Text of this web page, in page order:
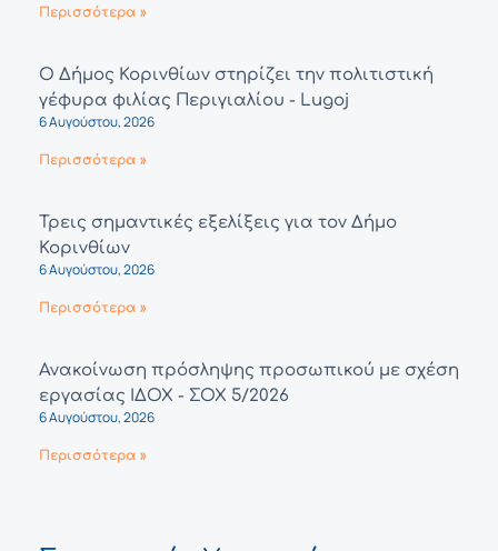
Περισσότερα »
Ο Δήμος Κορινθίων στηρίζει την πολιτιστική
γέφυρα φιλίας Περιγιαλίου - Lugoj
6 Αυγούστου, 2026
Περισσότερα »
Τρεις σημαντικές εξελίξεις για τον Δήμο
Κορινθίων
6 Αυγούστου, 2026
Περισσότερα »
Ανακοίνωση πρόσληψης προσωπικού με σχέση
εργασίας ΙΔΟΧ - ΣΟΧ 5/2026
6 Αυγούστου, 2026
Περισσότερα »